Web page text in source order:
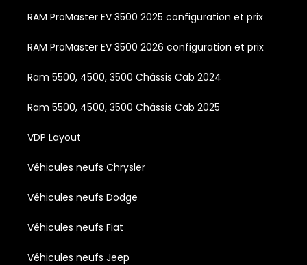
RAM ProMaster EV 3500 2025 configuration et prix
RAM ProMaster EV 3500 2026 configuration et prix
Ram 5500, 4500, 3500 Châssis Cab 2024
Ram 5500, 4500, 3500 Châssis Cab 2025
VDP Layout
Véhicules neufs Chrysler
Véhicules neufs Dodge
Véhicules neufs Fiat
Véhicules neufs Jeep